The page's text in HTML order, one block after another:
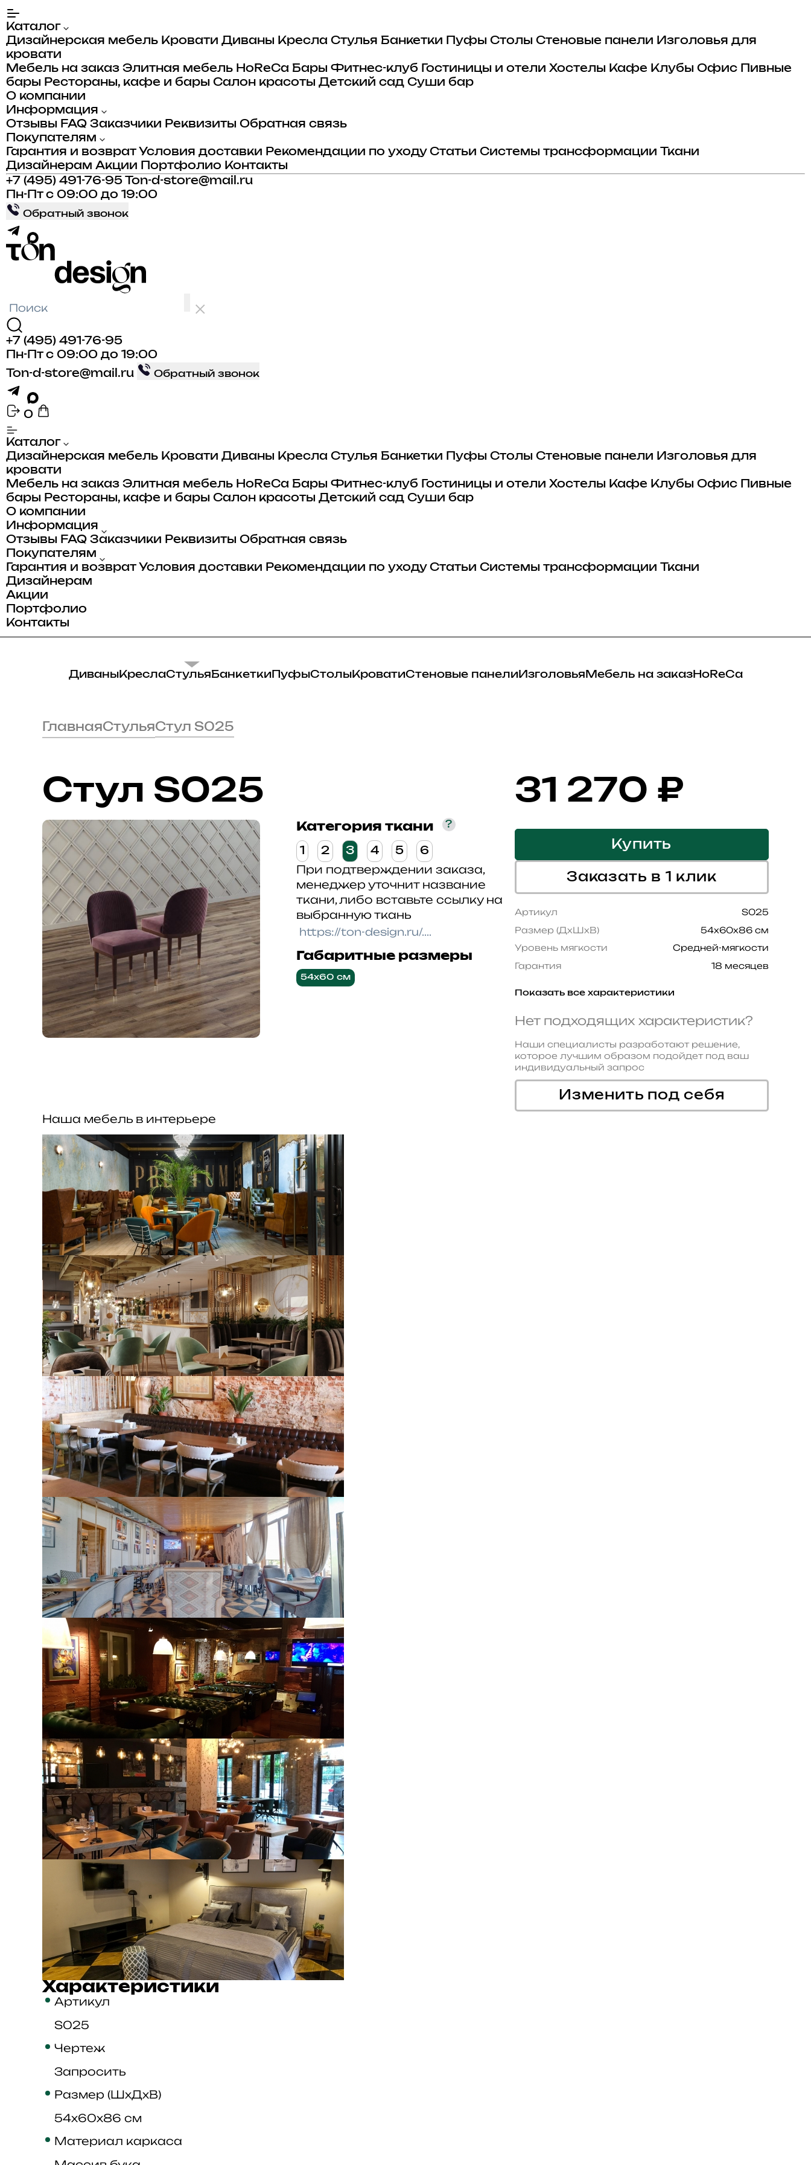
Каталог
Дизайнерская мебель Кровати Диваны Кресла Стулья Банкетки Пуфы Столы Стеновые панели Изголовья для
кровати
Мебель на заказ Элитная мебель HoReCa Бары Фитнес-клуб Гостиницы и отели Хостелы Кафе Клубы Офис
Пивные
бары Рестораны, кафе и бары Салон красоты Детский сад Суши бар
О компании
Информация
Отзывы FAQ Заказчики Реквизиты Обратная связь
Покупателям
Гарантия и возврат Условия доставки Рекомендации по уходу Статьи Системы трансформации
Ткани
Дизайнерам Акции Портфолио Контакты
+7 (495) 491-76-95
Ton-d-store@mail.ru
Пн-Пт с 09:00 до 19:00
Обратный звонок
+7 (495) 491-76-95
Пн-Пт с 09:00 до 19:00
Ton-d-store@mail.ru
Обратный звонок
0
Каталог
Дизайнерская мебель Кровати Диваны Кресла Стулья Банкетки Пуфы Столы Стеновые панели Изголовья для
кровати
Мебель на заказ Элитная мебель HoReCa Бары Фитнес-клуб Гостиницы и отели Хостелы Кафе Клубы Офис
Пивные
бары Рестораны, кафе и бары Салон красоты Детский сад Суши бар
О компании
Информация
Отзывы FAQ Заказчики Реквизиты Обратная связь
Покупателям
Гарантия и возврат Условия доставки Рекомендации по уходу Статьи Системы трансформации
Ткани
Дизайнерам
Акции
Портфолио
Контакты
ДиваныКреслаСтульяБанкеткиПуфыСтолыКроватиСтеновые панелиИзголовья Мебель на заказHoReCa
ГлавнаяСтульяСтул S025
Стул S025
Категория ткани ?
1 2 3 4 5 6
При подтверждении заказа,
менеджер уточнит название
ткани, либо вставьте ссылку на
выбранную ткань
Габаритные размеры
54x60 см
31 270 ₽
Купить
Заказать в 1 клик
Артикул
S025
Размер (ДхШхВ)
54x60x86 см
Уровень мягкости
Средней-мягкости
Гарантия
18 месяцев
Показать все характеристики
Нет подходящих характеристик?
Наши специалисты разработают решение,
которое лучшим образом подойдет под ваш
индивидуальный запрос
Изменить под себя
Наша мебель в интерьере
Характеристики
Артикул
S025
Чертеж
Запросить
Размер (ШхДхВ)
54x60x86 см
Материал каркаса